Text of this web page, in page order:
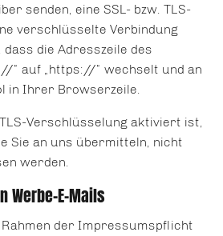
senden, eine SSL- bzw. TLS-
verschlüsselte Verbindung
die Adresszeile des
“ auf „https://“ wechselt und an
in Ihrer Browserzeile.
Verschlüsselung aktiviert ist,
Sie an uns übermitteln, nicht
werden.
Werbe-E-Mails
Rahmen der Impressumspflicht